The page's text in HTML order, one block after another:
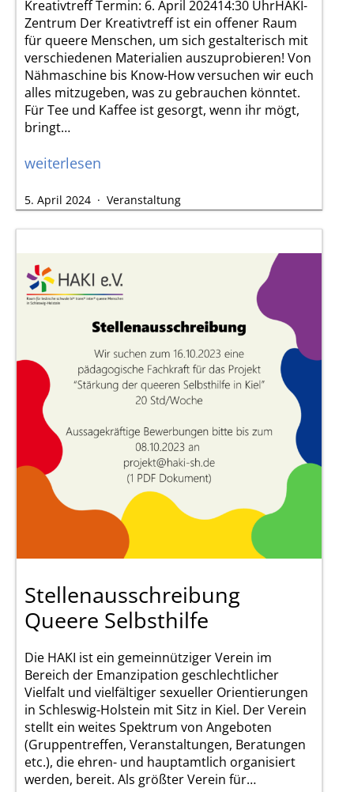
Kreativtreff Termin: 6. April 202414:30 UhrHAKI-
Zentrum Der Kreativtreff ist ein offener Raum
für queere Menschen, um sich gestalterisch mit
verschiedenen Materialien auszuprobieren! Von
Nähmaschine bis Know-How versuchen wir euch
alles mitzugeben, was zu gebrauchen könntet.
Für Tee und Kaffee ist gesorgt, wenn ihr mögt,
bringt…
Kreativtreff
weiterlesen
Veröffentlicht
5. April 2024
Kategorisiert
Veranstaltung
Stellenausschreibung
Queere Selbsthilfe
Die HAKI ist ein gemeinnütziger Verein im
Bereich der Emanzipation geschlechtlicher
Vielfalt und vielfältiger sexueller Orientierungen
in Schleswig-Holstein mit Sitz in Kiel. Der Verein
stellt ein weites Spektrum von Angeboten
(Gruppentreffen, Veranstaltungen, Beratungen
etc.), die ehren- und hauptamtlich organisiert
werden, bereit. Als größter Verein für…